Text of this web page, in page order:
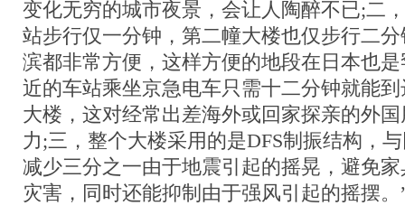
变化无穷的城市夜景，会让人陶醉不已;二
站步行仅一分钟，第二幢大楼也仅步行二
滨都非常方便，这样方便的地段在日本也
近的车站乘坐京急电车只需十二分钟就能
大楼，这对经常出差海外或回家探亲的外
力;三，整个大楼采用的是DFS制振结构，
减少三分之一由于地震引起的摇晃，避免
灾害，同时还能抑制由于强风引起的摇摆。